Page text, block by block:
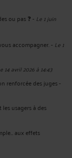
ou pas ❓- Le 1 juin
accompagner.- Le 1
14 avril 2026 à 14:43
renforcée des juges-
usagers à des
aux effets